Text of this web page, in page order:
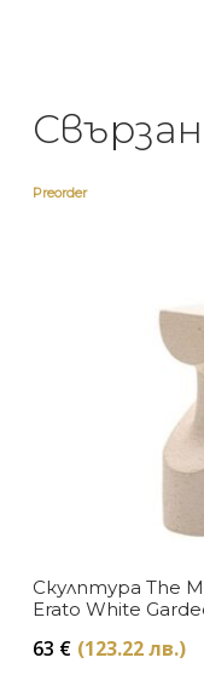
Preorder
Скулптура The
Erato White
63 € (123.22 лв.)